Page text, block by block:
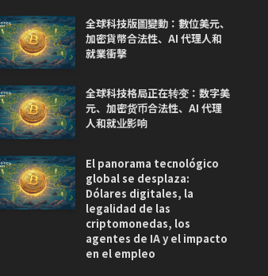
全球科技版圖變動：數位美元、
加密貨幣合法性、AI 代理人和
就業衝擊
全球科技格局正在转变：数字美
元、加密货币合法性、AI 代理
人和就业影响
El panorama tecnológico
global se desplaza:
Dólares digitales, la
legalidad de las
criptomonedas, los
agentes de IA y el impacto
en el empleo